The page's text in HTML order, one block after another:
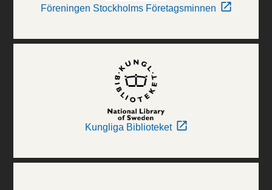
Föreningen Stockholms Företagsminnen
Kungliga Biblioteket